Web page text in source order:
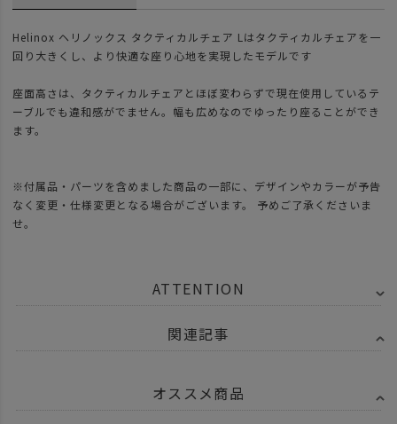
Helinox ヘリノックス タクティカルチェア Lはタクティカルチェアを一
回り大きくし、より快適な座り心地を実現したモデルです
座面高さは、タクティカルチェアとほぼ変わらずで現在使用しているテ
ーブルでも違和感がでません。幅も広めなのでゆったり座ることができ
ます。
※付属品・パーツを含めました商品の一部に、デザインやカラーが予告
なく変更・仕様変更となる場合がございます。 予めご了承くださいま
せ。
ATTENTION
関連記事
オススメ商品